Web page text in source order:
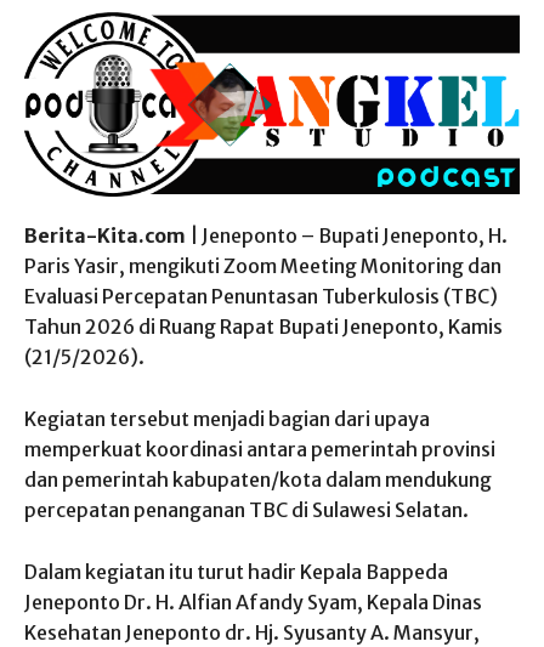
Berita-Kita.com | Jeneponto – Bupati Jeneponto, H.
Paris Yasir, mengikuti Zoom Meeting Monitoring dan
Evaluasi Percepatan Penuntasan Tuberkulosis (TBC)
Tahun 2026 di Ruang Rapat Bupati Jeneponto, Kamis
(21/5/2026).
Kegiatan tersebut menjadi bagian dari upaya
memperkuat koordinasi antara pemerintah provinsi
dan pemerintah kabupaten/kota dalam mendukung
percepatan penanganan TBC di Sulawesi Selatan.
Dalam kegiatan itu turut hadir Kepala Bappeda
Jeneponto Dr. H. Alfian Afandy Syam, Kepala Dinas
Kesehatan Jeneponto dr. Hj. Syusanty A. Mansyur,